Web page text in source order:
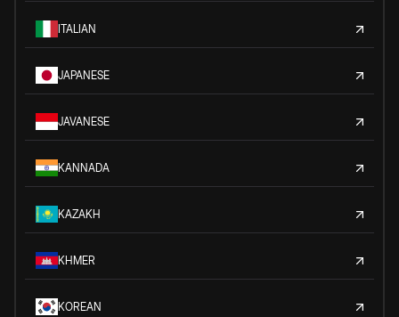
ITALIAN
JAPANESE
JAVANESE
KANNADA
KAZAKH
KHMER
KOREAN